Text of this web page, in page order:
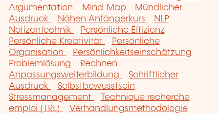
Argumentation
Mind-Map
Mündlicher
Ausdruck
Nähen Anfängerkurs
NLP
Notizentechnik
Persönliche Effizienz
Persönliche Kreativität
Persönliche
Organisation
Persönlichkeitseinschätzung
Problemlösung
Rechnen
Anpassungsweiterbildung
Schriftlicher
Ausdruck
Selbstbewusstsein
Stressmanagement
Technique recherche
emploi (TRE)
Verhandlungsmethodologie